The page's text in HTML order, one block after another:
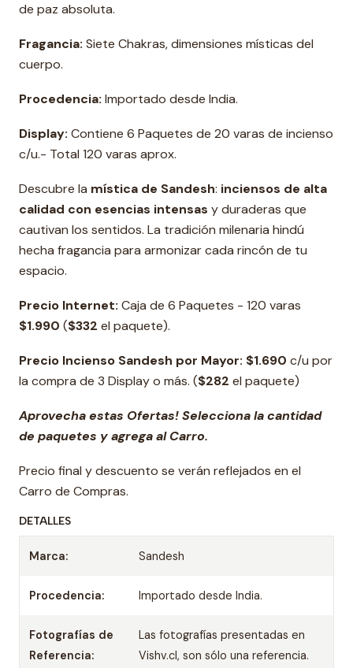
de paz absoluta.
Fragancia: Siete Chakras, dimensiones místicas del
cuerpo.
Procedencia: Importado desde India.
Display: Contiene 6 Paquetes de 20 varas de incienso
c/u.- Total 120 varas aprox.
Descubre la mística de Sandesh: inciensos de alta
calidad con esencias intensas y duraderas que
cautivan los sentidos. La tradición milenaria hindú
hecha fragancia para armonizar cada rincón de tu
espacio.
Precio Internet: Caja de 6 Paquetes - 120 varas
$1.990 ($332 el paquete).
Precio Incienso Sandesh por Mayor: $1.690 c/u por
la compra de 3 Display o más. ($282 el paquete)
Aprovecha estas Ofertas! Selecciona la cantidad
de paquetes y agrega al Carro.
Precio final y descuento se verán reflejados en el
Carro de Compras.
DETALLES
Marca: Sandesh
Procedencia: Importado desde India.
Fotografías de
Referencia:
Las fotografías presentadas en
Vishv.cl, son sólo una referencia.